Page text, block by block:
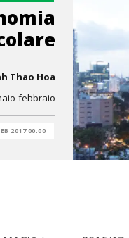
Thao Hoa
febbraio
2017 00:00